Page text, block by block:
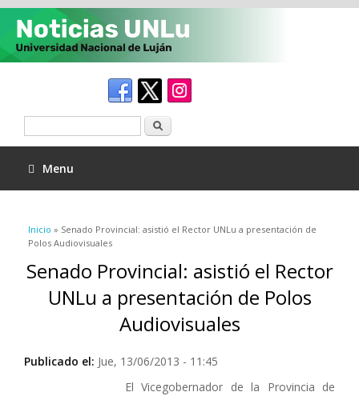
Menu
Se encuentra usted aquí
Inicio » Senado Provincial: asistió el Rector UNLu a presentación de
Polos Audiovisuales
Senado Provincial: asistió el Rector
UNLu a presentación de Polos
Audiovisuales
Publicado el: Jue, 13/06/2013 - 11:45
El Vicegobernador de la Provincia de